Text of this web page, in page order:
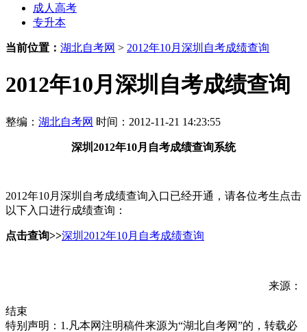
成人高考
专升本
当前位置： 湖北自考网 > 2012年10月深圳自考成绩查询
2012年10月深圳自考成绩查询
整编： 湖北自考网 时间：2012-11-21 14:23:55
深圳 2012年10月 自考成绩查询系统
2012年10月深圳自考成绩查询入口已经开通，请各位考生点击
以下入口进行成绩查询：
点击查询>>深圳2012年10月自考成绩查询
来源：
结束
特别声明：1.凡本网注明稿件来源为“湖北自考网”的，转载必